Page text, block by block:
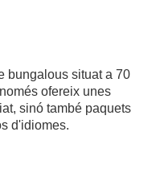
bungalous situat a 70
ofereix unes
sinó també paquets
d'idiomes.